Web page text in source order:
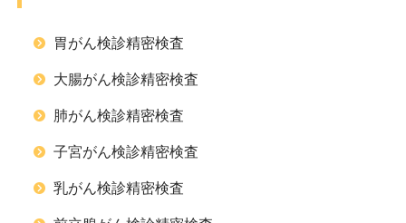
胃がん検診精密検査
大腸がん検診精密検査
肺がん検診精密検査
子宮がん検診精密検査
乳がん検診精密検査